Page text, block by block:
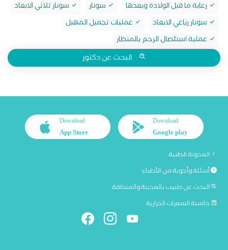
رعاية ما قبل الولادة وبعدها
سونار
سونار ثلاثي الابعاد
سونار رباعي الابعاد
عمليات تجميل المهبل
عملية استئصال الرحم بالمنظار
البحث عن دكتور
Download
Google play
Download
App Store
المدونة الطبية
أسئلة وأجوبة من الأطباء
البحث عن طبيب بالمدينة والمنطقة
حاسبة السعرات الحرارية